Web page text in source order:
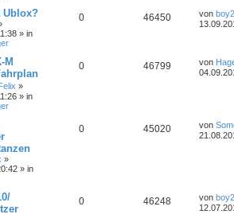
Ublox?
» in
0 46450 von
M
»
» in
0 46799 von
»
» in
0 45020 von
0 46248 von